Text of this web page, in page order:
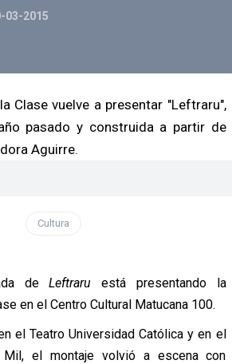
03-2015
Clase vuelve a presentar "Leftraru",
pasado y construida a partir de
Aguirre.
Cultura
deLeftraru está presentando la
en el Centro Cultural Matucana 100.
el Teatro Universidad Católica y en el
Mil, el montaje volvió a escena con